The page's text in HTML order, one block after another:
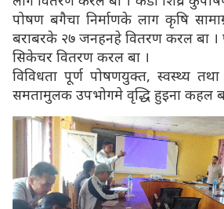
पोषण बगैचा निर्माणके लाग कृषि
बराबरके २७ जनहनहे वितरण करल बा ।
सिकेचर वितरण करल बा ।
विविधता पूर्ण पोषणयुक्त, स्वस्थ्य तथा
समतामुलक उपभोगमे वृद्धि हुइना कहल